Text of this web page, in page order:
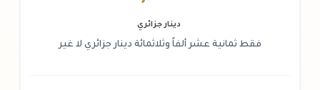
دينار جزائري
فقط ثمانية عشر ألفاً وثلاثمائة دينار جزائري لا غير